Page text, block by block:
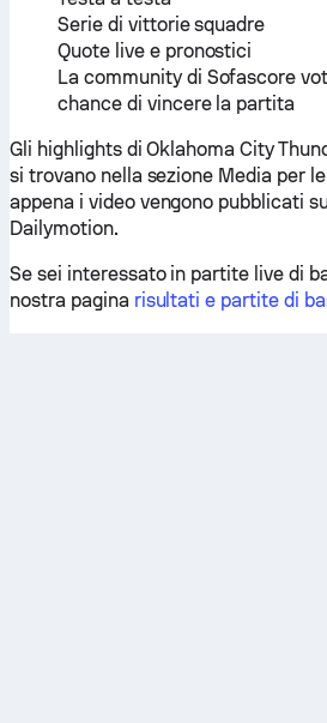
Serie di vittorie squadre
Quote live e pronostici
La community di Sofascore
chance di vincere la partita
Gli highlights di Oklahoma City
si trovano nella sezione Media per
appena i video vengono pubblicati
Dailymotion.
Se sei interessato in partite live di
nostra pagina risultati e partite di